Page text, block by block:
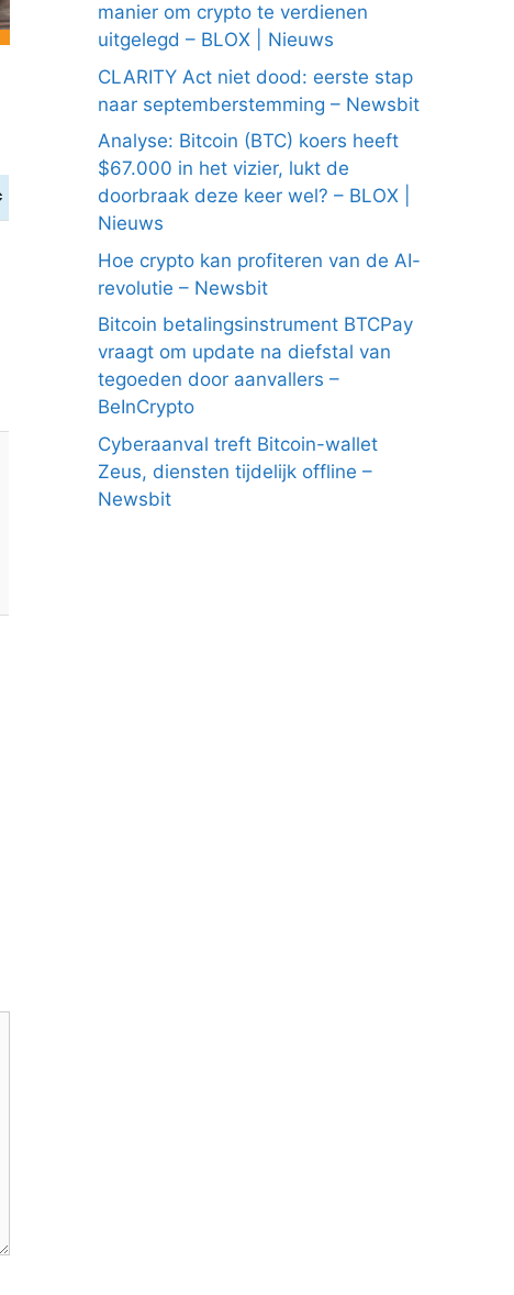
manier om crypto te verdienen
uitgelegd – BLOX | Nieuws
CLARITY Act niet dood: eerste stap
naar septemberstemming – Newsbit
Analyse: Bitcoin (BTC) koers heeft
$67.000 in het vizier, lukt de
doorbraak deze keer wel? – BLOX |
Nieuws
Hoe crypto kan profiteren van de AI-
revolutie – Newsbit
Bitcoin betalingsinstrument BTCPay
vraagt om update na diefstal van
tegoeden door aanvallers –
BeInCrypto
Cyberaanval treft Bitcoin-wallet
Zeus, diensten tijdelijk offline –
Newsbit